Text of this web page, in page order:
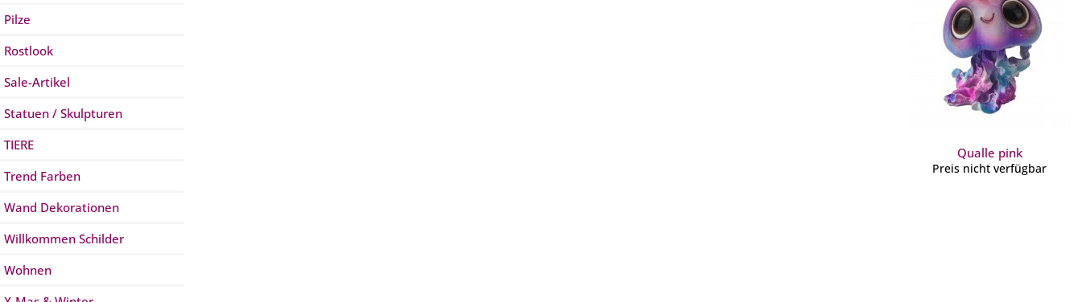
Pilze
Rostlook
Sale-Artikel
Statuen / Skulpturen
TIERE
Trend Farben
Wand Dekorationen
Willkommen Schilder
Wohnen
Qualle pink
Preis nicht verfügbar